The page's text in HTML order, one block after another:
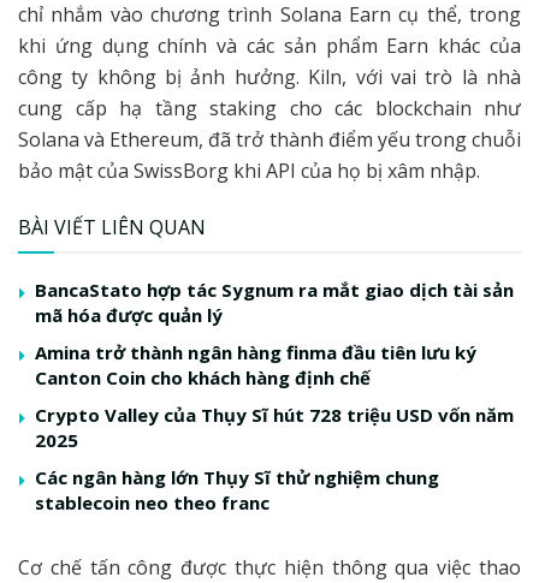
chỉ nhắm vào chương trình Solana Earn cụ thể, trong
khi ứng dụng chính và các sản phẩm Earn khác của
công ty không bị ảnh hưởng. Kiln, với vai trò là nhà
cung cấp hạ tầng staking cho các blockchain như
Solana và Ethereum, đã trở thành điểm yếu trong chuỗi
bảo mật của SwissBorg khi API của họ bị xâm nhập.
BÀI VIẾT LIÊN QUAN
BancaStato hợp tác Sygnum ra mắt giao dịch tài sản
mã hóa được quản lý
Amina trở thành ngân hàng finma đầu tiên lưu ký
Canton Coin cho khách hàng định chế
Crypto Valley của Thụy Sĩ hút 728 triệu USD vốn năm
2025
Các ngân hàng lớn Thụy Sĩ thử nghiệm chung
stablecoin neo theo franc
Cơ chế tấn công được thực hiện thông qua việc thao